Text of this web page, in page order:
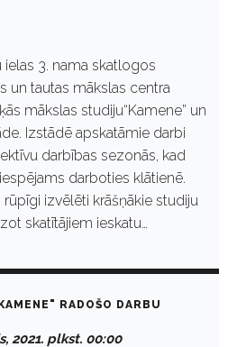
3. nama skatlogos
un tautas mākslas centra
mākslas studiju“Kamene” un
Izstādē apskatāmie darbi
darbības sezonās, kad
darboties klātienē.
izvēlēti krāšņākie studiju
skatītājiem ieskatu…
RADOŠO DARBU
2021. plkst. 00:00